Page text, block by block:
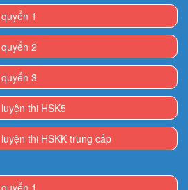
1
2
3
thi HSK5
thi HSKK trung cấp
1